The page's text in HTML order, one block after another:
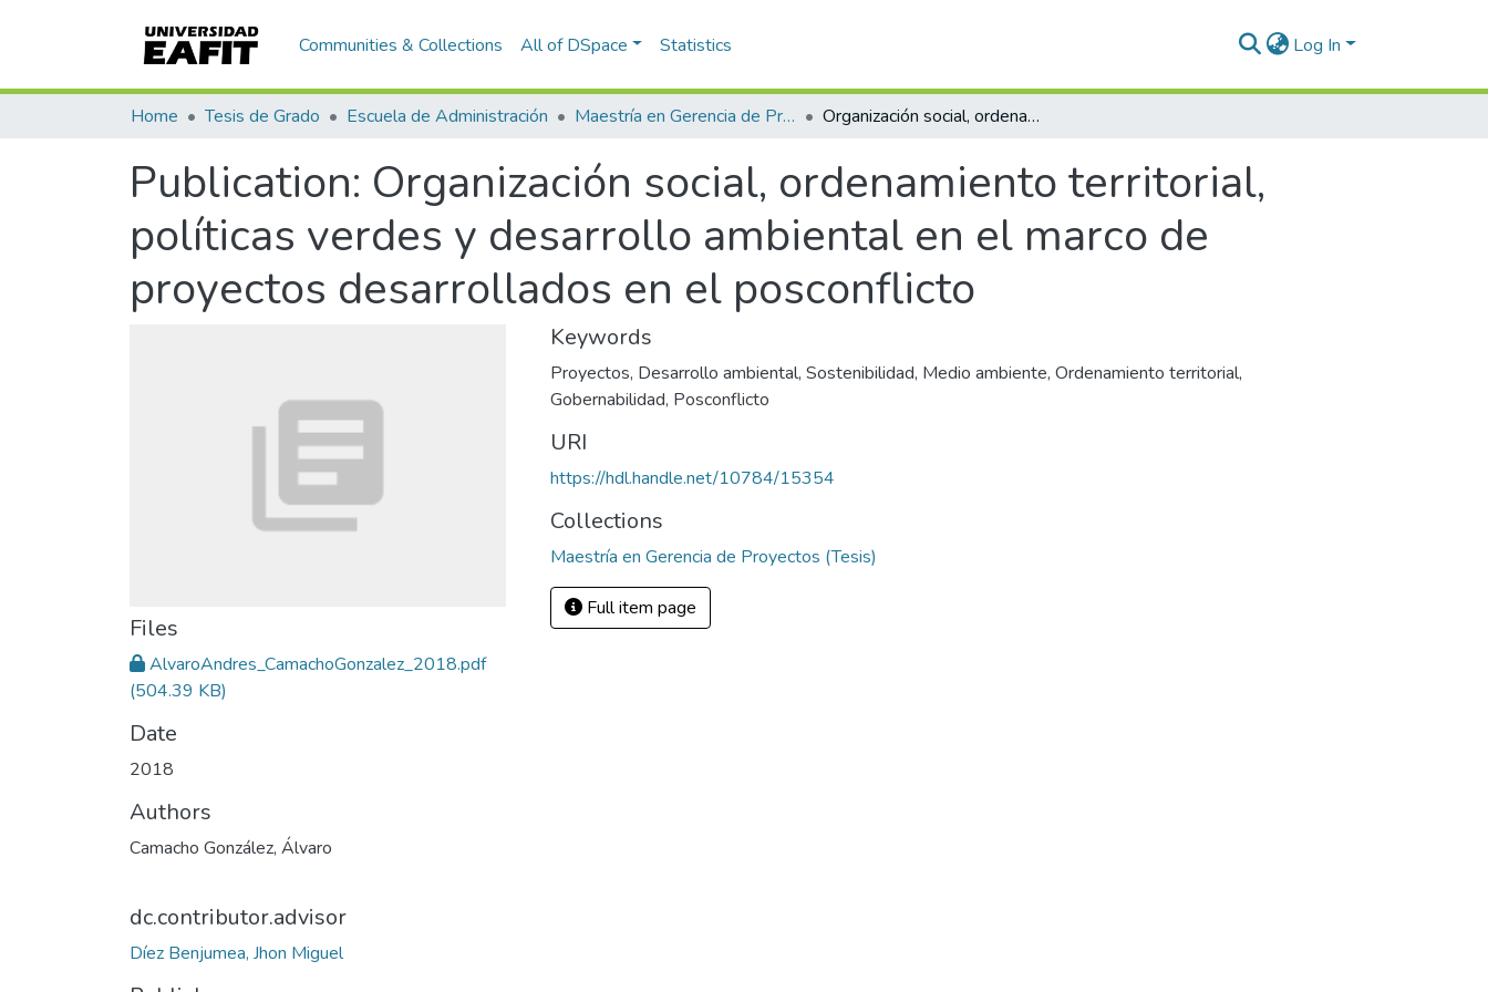
Communities & Collections All of DSpace Statistics Log In
Home Tesis de Grado Escuela de Administración Maestría en Gerencia de Proyectos (Tesis) Organización social, ordenamiento territorial, políticas verdes y desarrollo ambiental en el marco de proyectos desarrollados en el posconflicto
Publication: Organización social, ordenamiento territorial,
políticas verdes y desarrollo ambiental en el marco de
proyectos desarrollados en el posconflicto
Files
AlvaroAndres_CamachoGonzalez_2018.pdf
(504.39 KB)
Date
2018
Authors
Camacho González, Álvaro
dc.contributor.advisor
Díez Benjumea, Jhon Miguel
Keywords
Proyectos, Desarrollo ambiental, Sostenibilidad, Medio ambiente, Ordenamiento territorial,
Gobernabilidad, Posconflicto
URI
https://hdl.handle.net/10784/15354
Collections
Maestría en Gerencia de Proyectos (Tesis)
Full item page